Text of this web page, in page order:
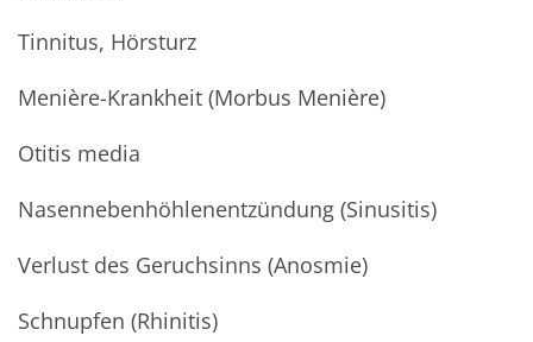
Tinnitus, Hörsturz
Menière-Krankheit (Morbus Menière)
Otitis media
Nasennebenhöhlenentzündung (Sinusitis)
Verlust des Geruchsinns (Anosmie)
Schnupfen (Rhinitis)